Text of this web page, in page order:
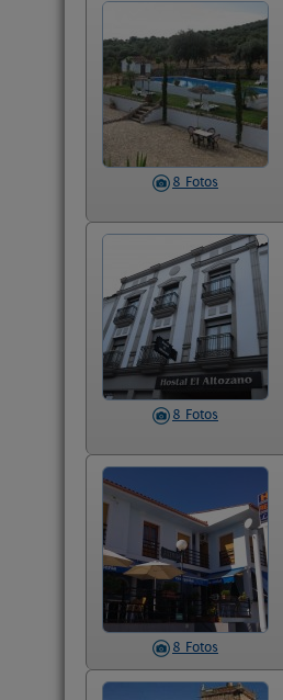
8 Fotos
8 Fotos
8 Fotos